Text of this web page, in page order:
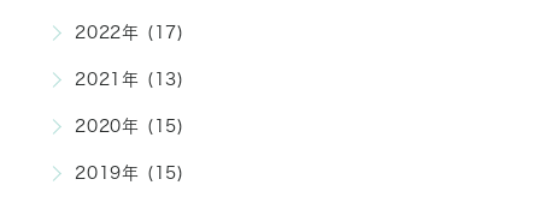
2022年 (17)
2021年 (13)
2020年 (15)
2019年 (15)